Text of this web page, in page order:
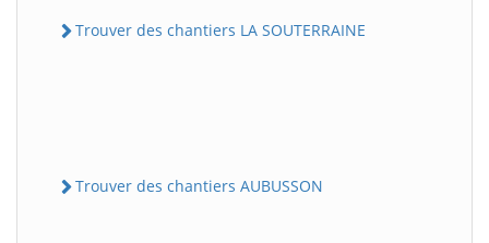
Trouver des chantiers LA SOUTERRAINE
Trouver des chantiers AUBUSSON